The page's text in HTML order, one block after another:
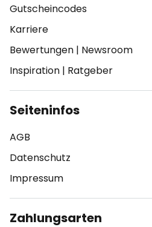
Gutscheincodes
Karriere
Bewertungen | Newsroom
Inspiration | Ratgeber
Seiteninfos
AGB
Datenschutz
Impressum
Zahlungsarten